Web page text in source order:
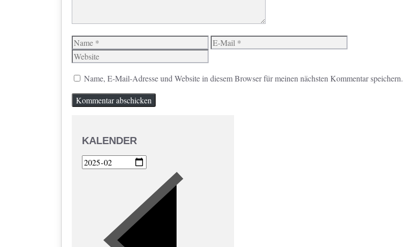
Name
E-
Name, E-Mail-Adresse und Website in diesem Browser für meinen nächsten Kommentar speichern.
KALENDER